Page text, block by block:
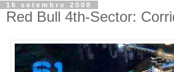
16 setembro 2008
Red Bull 4th-Sector: